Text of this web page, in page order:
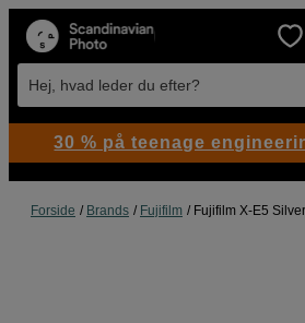
Hej, hvad leder du efter?
Forside Brands Fujifilm Fujifilm X-E5
30 % på teenage